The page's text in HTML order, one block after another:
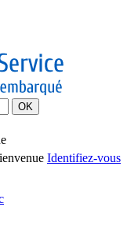
OK
Identifiez-vous